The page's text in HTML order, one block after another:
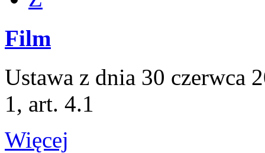
Film
Ustawa z dnia 30 czerwca
1, art. 4.1
Więcej